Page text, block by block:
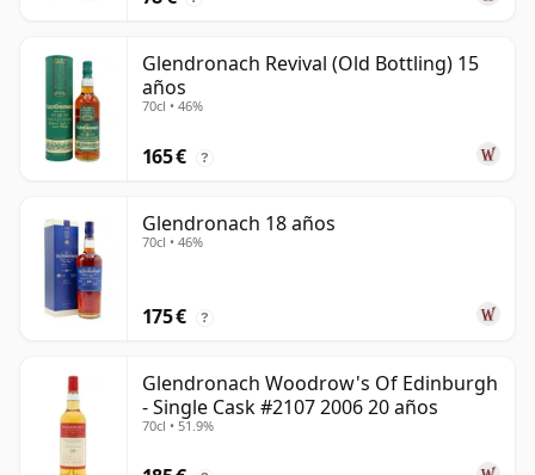
Glendronach Revival (Old Bottling) 15
años
70cl • 46%
165 € ?
Glendronach 18 años
70cl • 46%
175 € ?
Glendronach Woodrow's Of Edinburgh
- Single Cask #2107 2006 20 años
70cl • 51.9%